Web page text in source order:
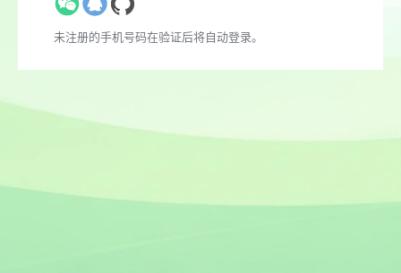
未注册的手机号码在验证后将自动登录。